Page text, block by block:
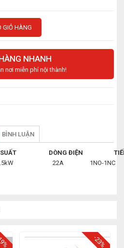
GIỎ HÀNG
NHANH
nơi miễn phí nội thành!
BÌNH LUẬN
DÒNG ĐIỆN
22A 1NO-1NC
-23%